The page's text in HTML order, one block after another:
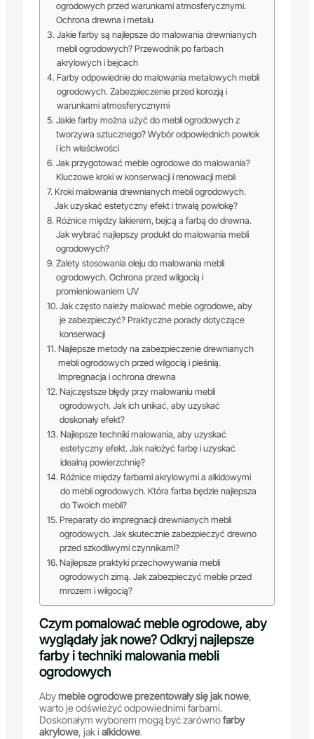
ogrodowych przed warunkami atmosferycznymi.
Ochrona drewna i metalu
Jakie farby są najlepsze do malowania drewnianych
mebli ogrodowych? Przewodnik po farbach
akrylowych i bejcach
Farby odpowiednie do malowania metalowych mebli
ogrodowych. Zabezpieczenie przed korozją i
warunkami atmosferycznymi
Jakie farby można użyć do mebli ogrodowych z
tworzywa sztucznego? Wybór odpowiednich powłok
i ich właściwości
Jak przygotować meble ogrodowe do malowania?
Kluczowe kroki w konserwacji i renowacji mebli
Kroki malowania drewnianych mebli ogrodowych.
Jak uzyskać estetyczny efekt i trwałą powłokę?
Różnice między lakierem, bejcą a farbą do drewna.
Jak wybrać najlepszy produkt do malowania mebli
ogrodowych?
Zalety stosowania oleju do malowania mebli
ogrodowych. Ochrona przed wilgocią i
promieniowaniem UV
Jak często należy malować meble ogrodowe, aby
je zabezpieczyć? Praktyczne porady dotyczące
konserwacji
Najlepsze metody na zabezpieczenie drewnianych
mebli ogrodowych przed wilgocią i pleśnią.
Impregnacja i ochrona drewna
Najczęstsze błędy przy malowaniu mebli
ogrodowych. Jak ich unikać, aby uzyskać
doskonały efekt?
Najlepsze techniki malowania, aby uzyskać
estetyczny efekt. Jak nałożyć farbę i uzyskać
idealną powierzchnię?
Różnice między farbami akrylowymi a alkidowymi
do mebli ogrodowych. Która farba będzie najlepsza
do Twoich mebli?
Preparaty do impregnacji drewnianych mebli
ogrodowych. Jak skutecznie zabezpieczyć drewno
przed szkodliwymi czynnikami?
Najlepsze praktyki przechowywania mebli
ogrodowych zimą. Jak zabezpieczyć meble przed
mrozem i wilgocią?
Czym pomalować meble ogrodowe, aby
wyglądały jak nowe? Odkryj najlepsze
farby i techniki malowania mebli
ogrodowych
Abymeble ogrodowe prezentowały się jak nowe,
warto je odświeżyć odpowiednimi farbami.
Doskonałym wyborem mogą być zarównofarby
akrylowe, jak i alkidowe.